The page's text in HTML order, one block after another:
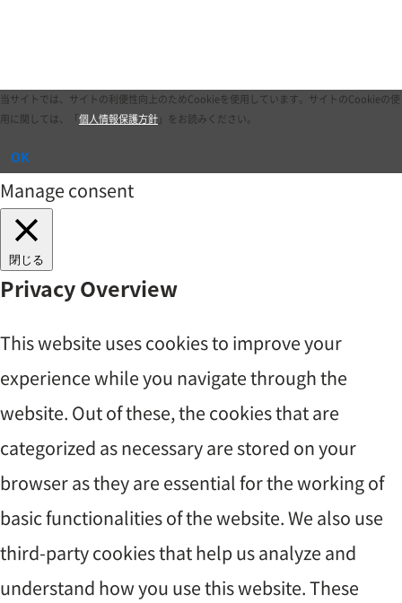
当サイトでは、サイトの利便性向上のためCookieを使用しています。 サイトのCookieの使
用に関しては、「 個人情報保護方針 」をお読みください。
OK
Manage consent
閉じる
Privacy Overview
This website uses cookies to improve your
experience while you navigate through the
website. Out of these, the cookies that are
categorized as necessary are stored on your
browser as they are essential for the working of
basic functionalities of the website. We also use
third-party cookies that help us analyze and
understand how you use this website. These